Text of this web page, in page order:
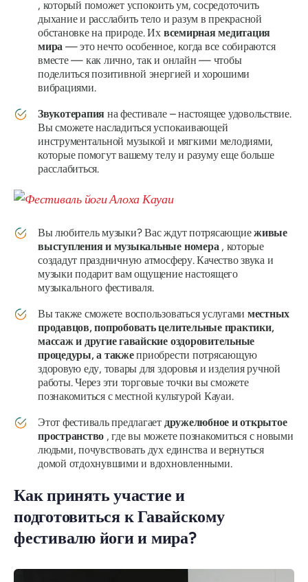
, который поможет успокоить ум, сосредоточить
дыхание и расслабить тело и разум в прекрасной
обстановке на природе. Их всемирная медитация
мира — это нечто особенное, когда все собираются
вместе — как лично, так и онлайн — чтобы
поделиться позитивной энергией и хорошими
вибрациями.
Звукотерапия на фестивале – настоящее удовольствие.
Вы сможете насладиться успокаивающей
инструментальной музыкой и мягкими мелодиями,
которые помогут вашему телу и разуму еще больше
расслабиться.
Вы любитель музыки? Вас ждут потрясающиеживые
выступления и музыкальные номера , которые
создадут праздничную атмосферу. Качество звука и
музыки подарит вам ощущение настоящего
музыкального фестиваля.
Вы также сможете воспользоваться услугами местных
продавцов, попробовать целительные практики,
массаж и другие гавайские оздоровительные
процедуры, а такжеприобрести потрясающую
здоровую еду, товары для здоровья и изделия ручной
работы. Через эти торговые точки вы сможете
познакомиться с местной культурой Кауаи.
Этот фестиваль предлагает дружелюбное и открытое
пространство , где вы можете познакомиться с новыми
людьми, почувствовать дух единства и вернуться
домой отдохнувшими и вдохновленными.
Как принять участие и
подготовиться к Гавайскому
фестивалю йоги и мира?